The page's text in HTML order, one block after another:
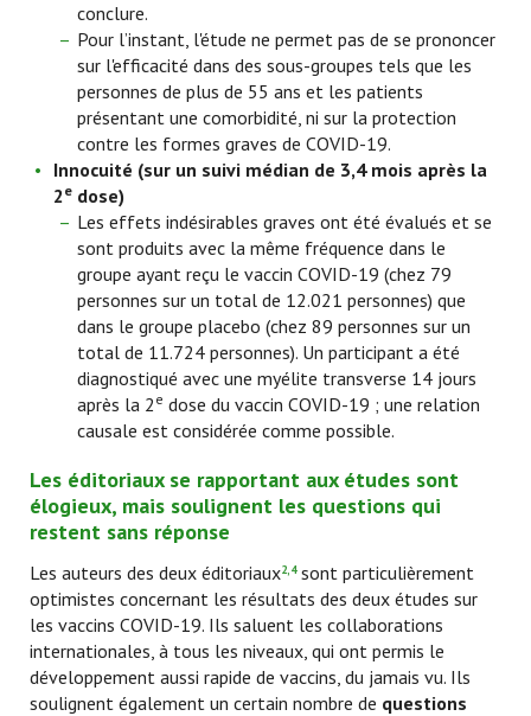
conclure.
Pour l’instant, l'étude ne permet pas de se prononcer
sur l'efficacité dans des sous-groupes tels que les
personnes de plus de 55 ans et les patients
présentant une comorbidité, ni sur la protection
contre les formes graves de COVID-19.
Innocuité (sur un suivi médian de 3,4 mois après la
2e dose)
Les effets indésirables graves ont été évalués et se
sont produits avec la même fréquence dans le
groupe ayant reçu le vaccin COVID-19 (chez 79
personnes sur un total de 12.021 personnes) que
dans le groupe placebo (chez 89 personnes sur un
total de 11.724 personnes). Un participant a été
diagnostiqué avec une myélite transverse 14 jours
après la 2 e dose du vaccin COVID-19 ; une relation
causale est considérée comme possible.
Les éditoriaux se rapportant aux études sont
élogieux, mais soulignent les questions qui
restent sans réponse
Les auteurs des deux éditoriaux2,4sont particulièrement
optimistes concernant les résultats des deux études sur
les vaccins COVID-19. Ils saluent les collaborations
internationales, à tous les niveaux, qui ont permis le
développement aussi rapide de vaccins, du jamais vu. Ils
soulignent également un certain nombre de questions